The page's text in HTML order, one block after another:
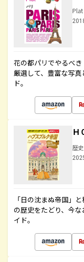
Plat
花の都パリでやるべ
厳選して、豊富な写
ド。
Ｈ
歴
「日の沈まぬ帝国」
の歴史をたどり、今
イド。